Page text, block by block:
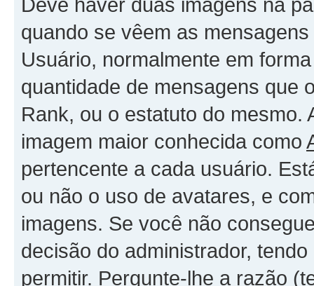
quando se vêem as
Usuário, normalmente em
quantidade de mensagens que
Rank, ou o estatuto do
imagem maior conhecida como
pertencente a cada usuário.
ou não o uso de avatares, e
imagens. Se você não
decisão do administrador,
permitir. Pergunte-lhe a razão